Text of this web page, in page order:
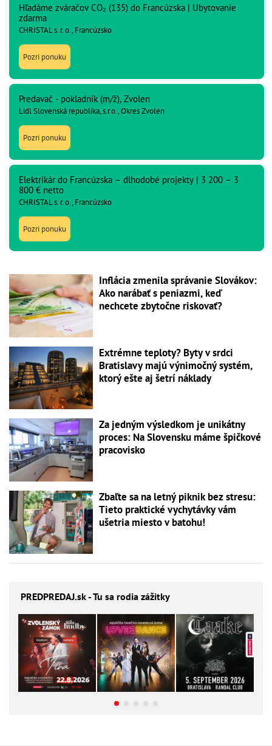
Hľadáme zváračov CO₂ (135) do Francúzska | Ubytovanie
zdarma
CHRISTAL s. r. o., Francúzsko
Pozri ponuku
Predavač - pokladník (m/ž), Zvolen
Lidl Slovenská republika, s.r.o., Okres Zvolen
Pozri ponuku
Elektrikár do Francúzska – dlhodobé projekty | 3 200 – 3
800 € netto
CHRISTAL s. r. o., Francúzsko
Pozri ponuku
Inflácia zmenila správanie Slovákov:
Ako narábať s peniazmi, keď
nechcete zbytočne riskovať?
Extrémne teploty? Byty v srdci
Bratislavy majú výnimočný systém,
ktorý ešte aj šetrí náklady
Za jedným výsledkom je unikátny
proces: Na Slovensku máme špičkové
pracovisko
Zbaľte sa na letný piknik bez stresu:
Tieto praktické vychytávky vám
ušetria miesto v batohu!
PREDPREDAJ.sk - Tu sa rodia zážitky